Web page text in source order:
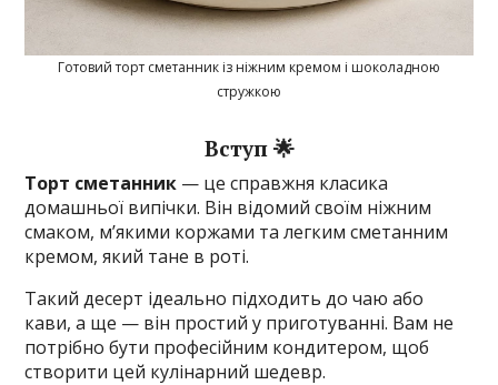
Готовий торт сметанник із ніжним кремом і шоколадною
стружкою
Вступ 🌟
Торт сметанник — це справжня класика
домашньої випічки. Він відомий своїм ніжним
смаком, м’якими коржами та легким сметанним
кремом, який тане в роті.
Такий десерт ідеально підходить до чаю або
кави, а ще — він простий у приготуванні. Вам не
потрібно бути професійним кондитером, щоб
створити цей кулінарний шедевр.